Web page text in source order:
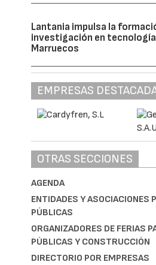
Lantania impulsa la
investigación en
Marruecos
EMPRESAS
OTRAS SECCIONES
AGENDA
ENTIDADES Y ASOCIACIONES
PÚBLICAS
ORGANIZADORES DE FERIAS
PÚBLICAS Y CONSTRUCCIÓN
DIRECTORIO POR EMPRESAS